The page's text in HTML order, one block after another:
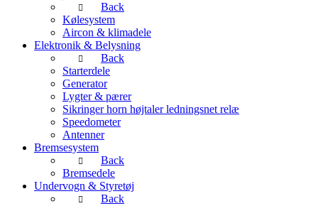
Back
Kølesystem
Aircon & klimadele
Elektronik & Belysning
Back
Starterdele
Generator
Lygter & pærer
Sikringer horn højtaler ledningsnet relæ
Speedometer
Antenner
Bremsesystem
Back
Bremsedele
Undervogn & Styretøj
Back